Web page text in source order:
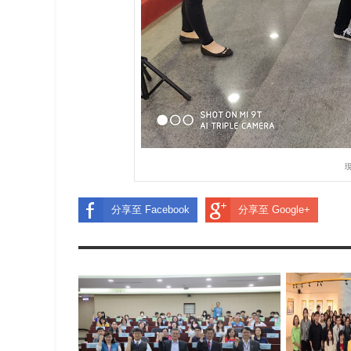
分享至 Facebook 分享至 Google+